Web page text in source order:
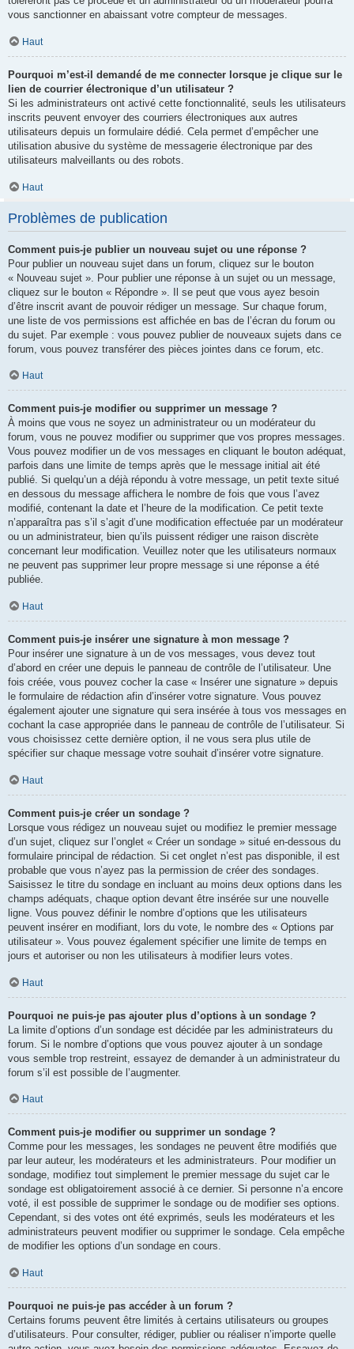
vous sanctionner en abaissant votre compteur de messages.
Haut
Pourquoi m’est-il demandé de me connecter lorsque je clique sur le
lien de courrier électronique d’un utilisateur ?
Si les administrateurs ont activé cette fonctionnalité, seuls les utilisateurs
inscrits peuvent envoyer des courriers électroniques aux autres
utilisateurs depuis un formulaire dédié. Cela permet d’empêcher une
utilisation abusive du système de messagerie électronique par des
utilisateurs malveillants ou des robots.
Haut
Problèmes de publication
Comment puis-je publier un nouveau sujet ou une réponse ?
Pour publier un nouveau sujet dans un forum, cliquez sur le bouton
« Nouveau sujet ». Pour publier une réponse à un sujet ou un message,
cliquez sur le bouton « Répondre ». Il se peut que vous ayez besoin
d’être inscrit avant de pouvoir rédiger un message. Sur chaque forum,
une liste de vos permissions est affichée en bas de l’écran du forum ou
du sujet. Par exemple : vous pouvez publier de nouveaux sujets dans ce
forum, vous pouvez transférer des pièces jointes dans ce forum, etc.
Haut
Comment puis-je modifier ou supprimer un message ?
À moins que vous ne soyez un administrateur ou un modérateur du
forum, vous ne pouvez modifier ou supprimer que vos propres messages.
Vous pouvez modifier un de vos messages en cliquant le bouton adéquat,
parfois dans une limite de temps après que le message initial ait été
publié. Si quelqu’un a déjà répondu à votre message, un petit texte situé
en dessous du message affichera le nombre de fois que vous l’avez
modifié, contenant la date et l’heure de la modification. Ce petit texte
n’apparaîtra pas s’il s’agit d’une modification effectuée par un modérateur
ou un administrateur, bien qu’ils puissent rédiger une raison discrète
concernant leur modification. Veuillez noter que les utilisateurs normaux
ne peuvent pas supprimer leur propre message si une réponse a été
publiée.
Haut
Comment puis-je insérer une signature à mon message ?
Pour insérer une signature à un de vos messages, vous devez tout
d’abord en créer une depuis le panneau de contrôle de l’utilisateur. Une
fois créée, vous pouvez cocher la case « Insérer une signature » depuis
le formulaire de rédaction afin d’insérer votre signature. Vous pouvez
également ajouter une signature qui sera insérée à tous vos messages en
cochant la case appropriée dans le panneau de contrôle de l’utilisateur. Si
vous choisissez cette dernière option, il ne vous sera plus utile de
spécifier sur chaque message votre souhait d’insérer votre signature.
Haut
Comment puis-je créer un sondage ?
Lorsque vous rédigez un nouveau sujet ou modifiez le premier message
d’un sujet, cliquez sur l’onglet « Créer un sondage » situé en-dessous du
formulaire principal de rédaction. Si cet onglet n’est pas disponible, il est
probable que vous n’ayez pas la permission de créer des sondages.
Saisissez le titre du sondage en incluant au moins deux options dans les
champs adéquats, chaque option devant être insérée sur une nouvelle
ligne. Vous pouvez définir le nombre d’options que les utilisateurs
peuvent insérer en modifiant, lors du vote, le nombre des « Options par
utilisateur ». Vous pouvez également spécifier une limite de temps en
jours et autoriser ou non les utilisateurs à modifier leurs votes.
Haut
Pourquoi ne puis-je pas ajouter plus d’options à un sondage ?
La limite d’options d’un sondage est décidée par les administrateurs du
forum. Si le nombre d’options que vous pouvez ajouter à un sondage
vous semble trop restreint, essayez de demander à un administrateur du
forum s’il est possible de l’augmenter.
Haut
Comment puis-je modifier ou supprimer un sondage ?
Comme pour les messages, les sondages ne peuvent être modifiés que
par leur auteur, les modérateurs et les administrateurs. Pour modifier un
sondage, modifiez tout simplement le premier message du sujet car le
sondage est obligatoirement associé à ce dernier. Si personne n’a encore
voté, il est possible de supprimer le sondage ou de modifier ses options.
Cependant, si des votes ont été exprimés, seuls les modérateurs et les
administrateurs peuvent modifier ou supprimer le sondage. Cela empêche
de modifier les options d’un sondage en cours.
Haut
Pourquoi ne puis-je pas accéder à un forum ?
Certains forums peuvent être limités à certains utilisateurs ou groupes
d’utilisateurs. Pour consulter, rédiger, publier ou réaliser n’importe quelle